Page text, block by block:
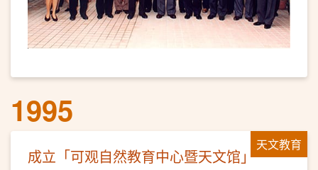
1995
天文教育
成立「可观自然教育中心暨天文馆」